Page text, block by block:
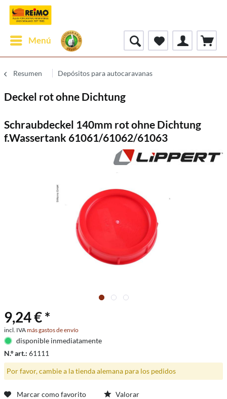
Menú
Resumen Depósitos para autocaravanas
Deckel rot ohne Dichtung
Schraubdeckel 140mm rot ohne Dichtung
f.Wassertank 61061/61062/61063
9,24 € *
incl. IVAmás gastos de envío
disponible inmediatamente
N.º art.: 61111
Por favor, cambie a la tienda alemana para los pedidos
Marcar como favorito Valorar